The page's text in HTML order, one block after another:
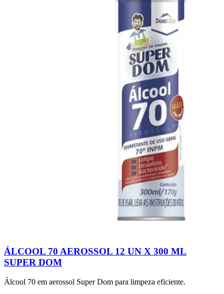
ÁLCOOL 70 AEROSSOL 12 UN X 300 ML
SUPER DOM
Álcool 70 em aerossol Super Dom para limpeza eficiente.